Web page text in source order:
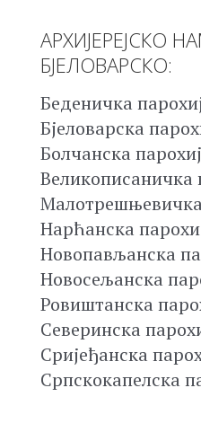
АРХИЈЕРЕЈСКО
БЈЕЛОВАРСКО:
Беденичка
Бјеловарска
Болчанска
Великописаничка
Нарћанска
Новопављанска
Новосељанска
Ровиштанска
Северинска
Сријеђанска
Српскокапелска